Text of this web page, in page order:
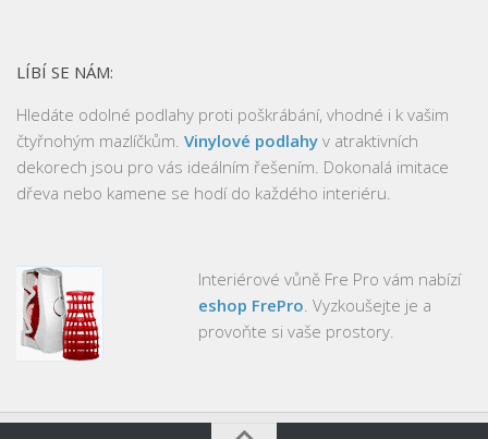
LÍBÍ SE NÁM:
Hledáte odolné podlahy proti poškrábání, vhodné i k vašim
čtyřnohým mazlíčkům. Vinylové podlahy v atraktivních
dekorech jsou pro vás ideálním řešením. Dokonalá imitace
dřeva nebo kamene se hodí do každého interiéru.
Interiérové vůně Fre Pro vám nabízí
eshop FrePro . Vyzkoušejte je a
provoňte si vaše prostory.